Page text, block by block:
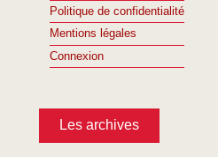
Politique de confidentialité
Mentions légales
Connexion
Les archives